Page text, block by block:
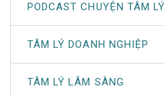
PODCAST CHUYỆN TÂM LÝ
TÂM LÝ DOANH NGHIỆP
TÂM LÝ LÂM SÀNG